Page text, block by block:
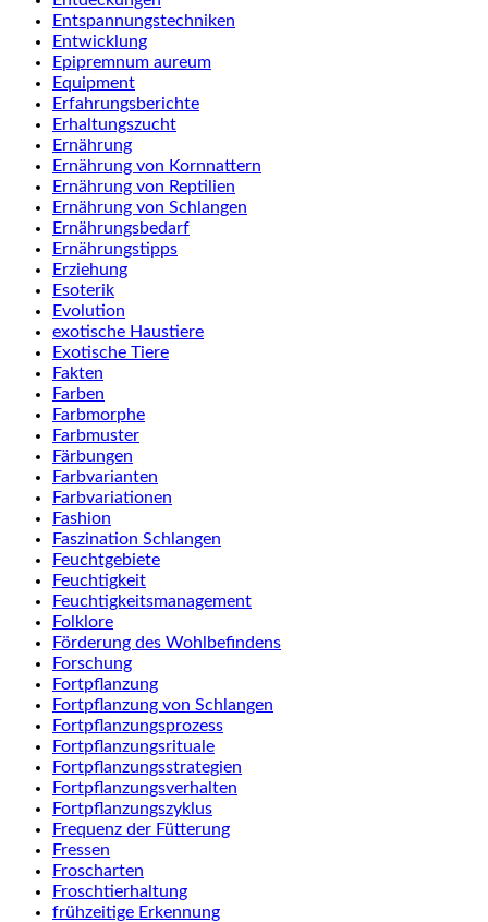
Entspannungstechniken
Entwicklung
Epipremnum aureum
Equipment
Erfahrungsberichte
Erhaltungszucht
Ernährung
Ernährung von Kornnattern
Ernährung von Reptilien
Ernährung von Schlangen
Ernährungsbedarf
Ernährungstipps
Erziehung
Esoterik
Evolution
exotische Haustiere
Exotische Tiere
Fakten
Farben
Farbmorphe
Farbmuster
Färbungen
Farbvarianten
Farbvariationen
Fashion
Faszination Schlangen
Feuchtgebiete
Feuchtigkeit
Feuchtigkeitsmanagement
Folklore
Förderung des Wohlbefindens
Forschung
Fortpflanzung
Fortpflanzung von Schlangen
Fortpflanzungsprozess
Fortpflanzungsrituale
Fortpflanzungsstrategien
Fortpflanzungsverhalten
Fortpflanzungszyklus
Frequenz der Fütterung
Fressen
Froscharten
Froschtierhaltung
frühzeitige Erkennung